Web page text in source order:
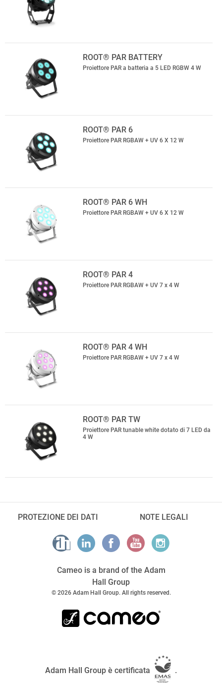
ROOT® PAR BATTERY
Proiettore PAR a batteria a 5 LED RGBW 4 W
ROOT® PAR 6
Proiettore PAR RGBAW + UV 6 X 12 W
ROOT® PAR 6 WH
Proiettore PAR RGBAW + UV 6 X 12 W
ROOT® PAR 4
Proiettore PAR RGBAW + UV 7 x 4 W
ROOT® PAR 4 WH
Proiettore PAR RGBAW + UV 7 x 4 W
ROOT® PAR TW
Proiettore PAR tunable white dotato di 7 LED da
4 W
PROTEZIONE DEI DATI NOTE LEGALI
Cameo is a brand of the Adam
Hall Group
© 2026 Adam Hall Group. All rights reserved.
Adam Hall Group è certificata .